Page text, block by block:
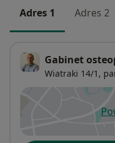
Adres 1 Adres 2
Gabinet
Wiatraki 14/1,